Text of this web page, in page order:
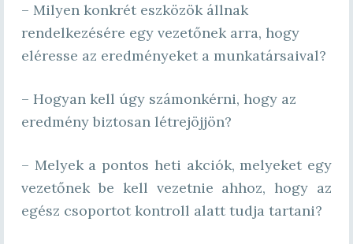
– Milyen konkrét eszközök állnak
rendelkezésére egy vezetőnek arra, hogy
eléresse az eredményeket a munkatársaival?
– Hogyan kell úgy számonkérni, hogy az
eredmény biztosan létrejöjjön?
– Melyek a pontos heti akciók, melyeket egy
vezetőnek be kell vezetnie ahhoz, hogy az
egész csoportot kontroll alatt tudja tartani?